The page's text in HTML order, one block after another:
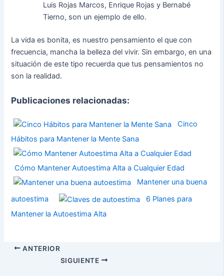
Luis Rojas Marcos, Enrique Rojas y Bernabé
Tierno, son un ejemplo de ello.
La vida es bonita, es nuestro pensamiento el que con
frecuencia, mancha la belleza del vivir. Sin embargo, en una
situación de este tipo recuerda que tus pensamientos no
son la realidad.
Publicaciones relacionadas:
Cinco
Hábitos para Mantener la Mente Sana
Cómo Mantener Autoestima Alta a Cualquier Edad
Mantener una buena
autoestima
6 Planes para
Mantener la Autoestima Alta
ANTERIOR
SIGUIENTE